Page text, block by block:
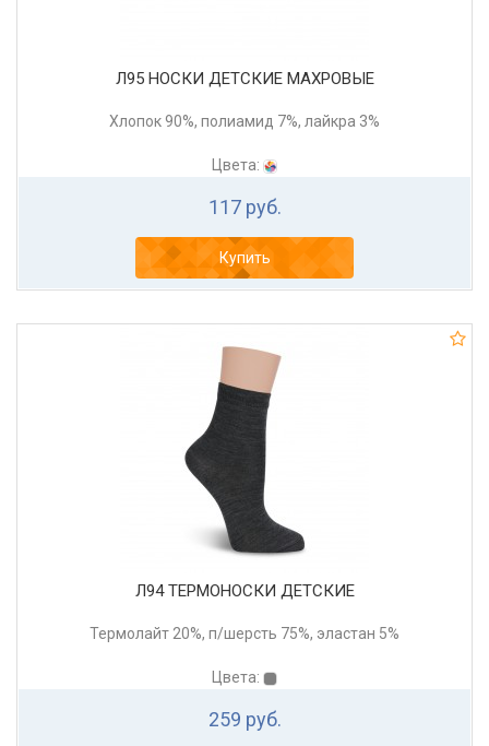
Л95 НОСКИ ДЕТСКИЕ МАХРОВЫЕ
Хлопок 90%, полиамид 7%, лайкра 3%
Цвета:
117 руб.
Купить
Л94 ТЕРМОНОСКИ ДЕТСКИЕ
Термолайт 20%, п/шерсть 75%, эластан 5%
Цвета:
259 руб.